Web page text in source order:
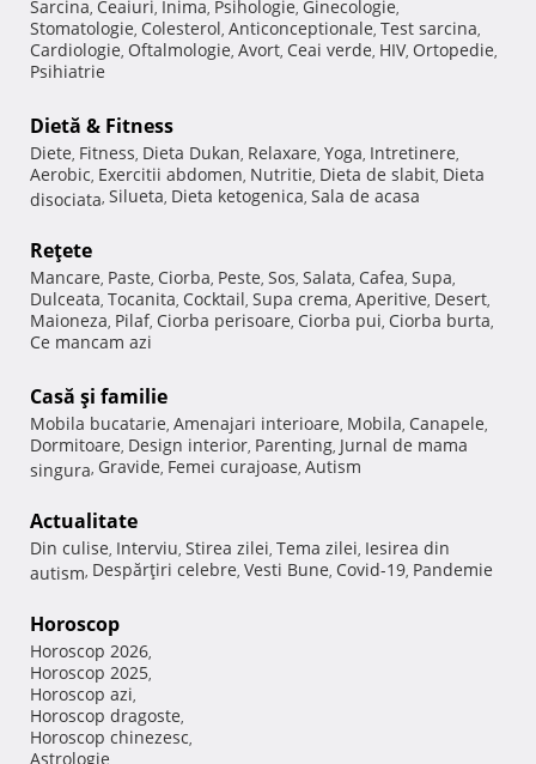
Sarcina, Ceaiuri, Inima, Psihologie, Ginecologie,
Stomatologie, Colesterol, Anticonceptionale, Test sarcina,
Cardiologie, Oftalmologie, Avort, Ceai verde, HIV, Ortopedie,
Psihiatrie
Dietă & Fitness
Diete, Fitness, Dieta Dukan, Relaxare, Yoga, Intretinere,
Aerobic, Exercitii abdomen, Nutritie, Dieta de slabit, Dieta
disociata, Silueta, Dieta ketogenica, Sala de acasa
Reţete
Mancare, Paste, Ciorba, Peste, Sos, Salata, Cafea, Supa,
Dulceata, Tocanita, Cocktail, Supa crema, Aperitive, Desert,
Maioneza, Pilaf, Ciorba perisoare, Ciorba pui, Ciorba burta,
Ce mancam azi
Casă şi familie
Mobila bucatarie, Amenajari interioare, Mobila, Canapele,
Dormitoare, Design interior, Parenting, Jurnal de mama
singura, Gravide, Femei curajoase, Autism
Actualitate
Din culise, Interviu, Stirea zilei, Tema zilei, Iesirea din
autism, Despărţiri celebre, Vesti Bune, Covid-19, Pandemie
Horoscop
Horoscop 2026,
Horoscop 2025,
Horoscop azi,
Horoscop dragoste,
Horoscop chinezesc,
Astrologie